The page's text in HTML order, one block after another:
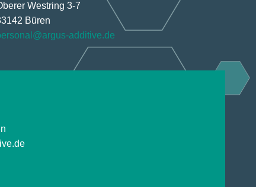
Westring 3-7
Büren
additive.de